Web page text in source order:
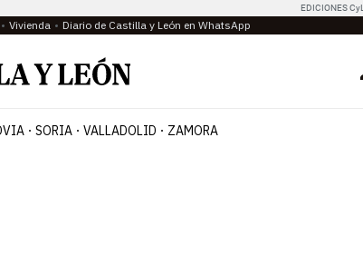
EDICIONES CyL
Vivienda Diario de Castilla y León en WhatsApp
SORIA VALLADOLID ZAMORA